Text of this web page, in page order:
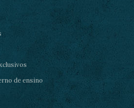
de ensino